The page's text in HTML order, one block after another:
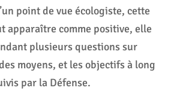
point de vue écologiste, cette
apparaître comme positive, elle
plusieurs questions sur
moyens, et les objectifs à long
par la Défense.